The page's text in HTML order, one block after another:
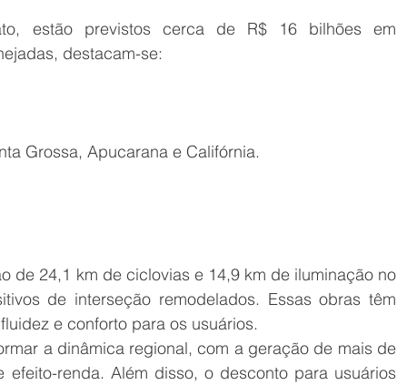
estão previstos cerca de R$ 16 bilhões em
destacam-se:
Grossa, Apucarana e Califórnia.
de 24,1 km de ciclovias e 14,9 km de iluminação no
de interseção remodelados. Essas obras têm
e conforto para os usuários.
a dinâmica regional, com a geração de mais de
efeito-renda. Além disso, o desconto para usuários